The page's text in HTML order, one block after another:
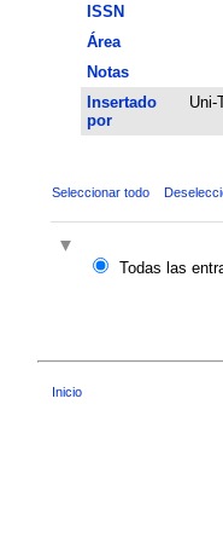
ISSN
Área
Notas
Insertado
por
Uni-
Seleccionar todo
Todas las
Inicio